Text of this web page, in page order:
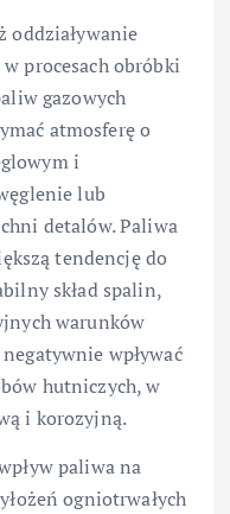
oddziaływanie
procesach obróbki
gazowych
atmosferę o
i
lub
detalów. Paliwa
tendencję do
skład spalin,
warunków
wpływać
hutniczych, w
i korozyjną.
paliwa na
ogniotrwałych